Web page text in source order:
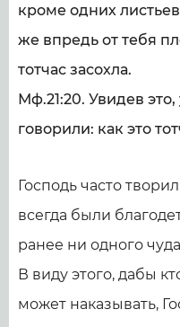
кроме одних
же впредь от тебя
тотчас засохла.
Мф.21:20. Увидев
говорили: как это
Господь часто
всегда были
ранее ни одного
В виду этого, дабы
может наказывать,